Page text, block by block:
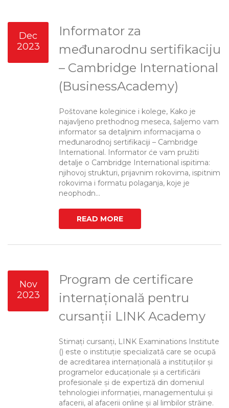
Dec
2023
Informator za
međunarodnu sertifikaciju
– Cambridge International
(BusinessAcademy)
Poštovane koleginice i kolege, Kako je
najavljeno prethodnog meseca, šaljemo vam
informator sa detaljnim informacijama o
međunarodnoj sertifikaciji – Cambridge
International. Informator će vam pružiti
detalje o Cambridge International ispitima:
njihovoj strukturi, prijavnim rokovima, ispitnim
rokovima i formatu polaganja, koje je
neophodn...
READ MORE
Nov
2023
Program de certificare
internațională pentru
cursanții LINK Academy
Stimați cursanți, LINK Examinations Institute
() este o instituție specializată care se ocupă
de acreditarea internațională a instituțiilor și
programelor educaționale și a certificării
profesionale și de expertiză din domeniul
tehnologiei informației, managementului și
afacerii, al afacerii online și al limbilor străine.